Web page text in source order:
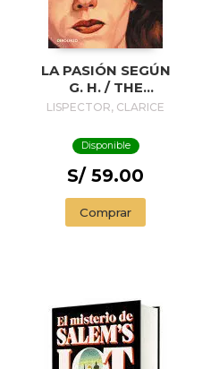
LA PASIÓN SEGÚN
G. H. / THE
PASSION
H.
LISPECTOR, CLARICE
Disponible
S/ 59.00
Comprar